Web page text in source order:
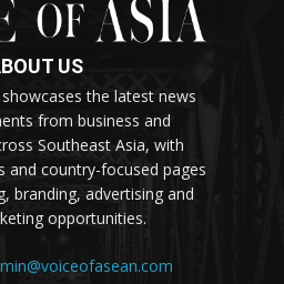
US
the latest news
from business and
Southeast Asia, with
and country-focused pages
branding, advertising and
opportunities.